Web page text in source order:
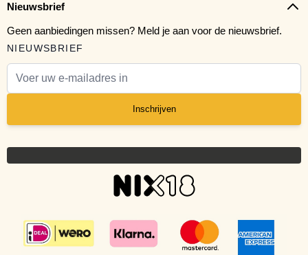
Nieuwsbrief
Geen aanbiedingen missen? Meld je aan voor de nieuwsbrief.
NIEUWSBRIEF
Inschrijven